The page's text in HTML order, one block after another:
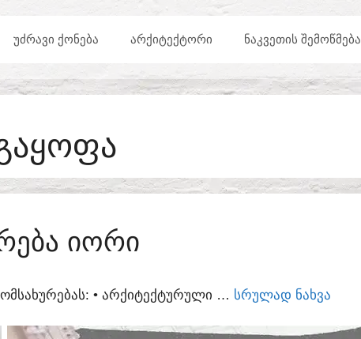
ᲣᲫᲠᲐᲕᲘ ᲥᲝᲜᲔᲑᲐ ᲐᲠᲥᲘᲢᲔᲥᲢᲝᲠᲘ ᲜᲐᲙᲕᲔᲗᲘᲡ ᲨᲔᲛᲝᲬᲛᲔᲑᲐ
ᲘᲝᲠᲘ
• ᲐᲠᲥᲘᲢᲔᲥᲢᲣᲠᲣᲚᲘ … ᲡᲠᲣᲚᲐᲓ ᲜᲐᲮᲕᲐ